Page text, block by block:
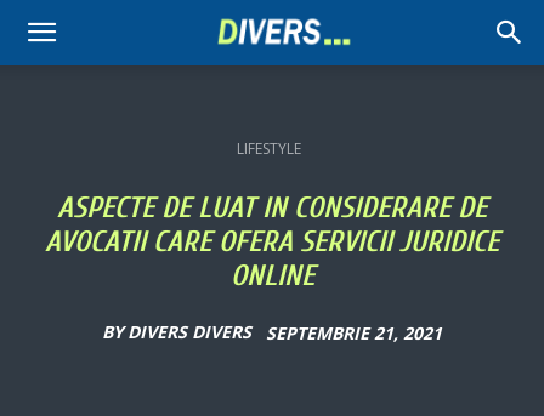
Divers
LIFESTYLE
ASPECTE DE LUAT IN CONSIDERARE DE
AVOCATII CARE OFERA SERVICII JURIDICE
ONLINE
BY DIVERS DIVERS SEPTEMBRIE 21, 2021